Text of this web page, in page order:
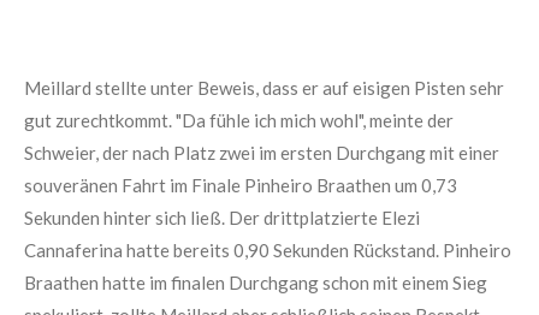
Meillard stellte unter Beweis, dass er auf eisigen Pisten sehr
gut zurechtkommt. "Da fühle ich mich wohl", meinte der
Schweier, der nach Platz zwei im ersten Durchgang mit einer
souveränen Fahrt im Finale Pinheiro Braathen um 0,73
Sekunden hinter sich ließ. Der drittplatzierte Elezi
Cannaferina hatte bereits 0,90 Sekunden Rückstand. Pinheiro
Braathen hatte im finalen Durchgang schon mit einem Sieg